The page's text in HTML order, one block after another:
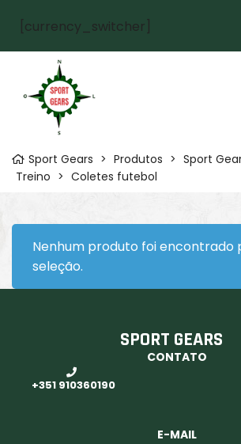
[currency_switcher]
Sport Gears > Produtos > Sport
Treino > Coletes futebol
Nenhum produto foi encontrado
seleção.
SPORT GEARS
CONTATO
+351 910360190
E-MAIL